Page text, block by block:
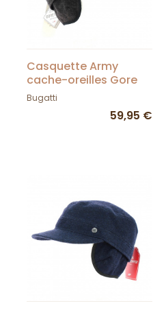
Casquette Army
cache-oreilles Gore
Tex Marron - Bugatti
Bugatti
59,95 €